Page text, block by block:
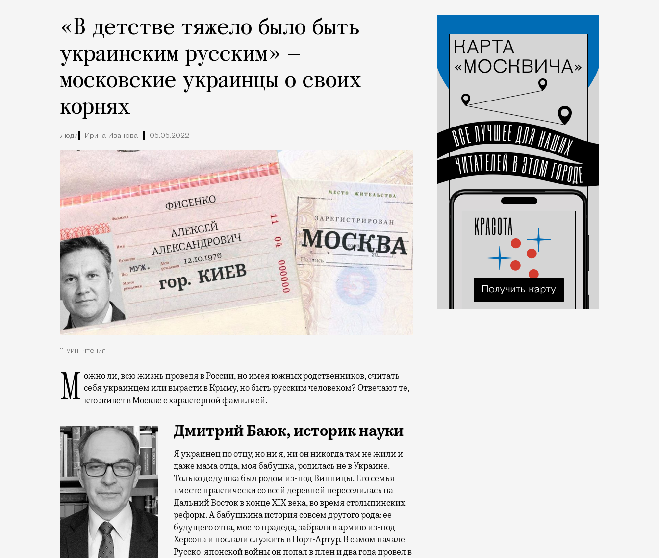
«В детстве тяжело было быть
украинским русским» —
московские украинцы о своих
корнях
Люди Ирина Иванова 05.05.2022
11 мин. чтения
Можно ли, всю жизнь проведя в России, но имея южных родственников, считать себя украинцем или вырасти в Крыму, но быть русским человеком? Отвечают те,
кто живет в Москве с характерной фамилией.
Дмитрий Баюк, историк науки
Я украинец по отцу, но ни я, ни он никогда там не жили и
даже мама отца, моя бабушка, родилась не в Украине.
Только дедушка был родом из-под Винницы. Его семья
вместе практически со всей деревней переселилась на
Дальний Восток в конце XIX века, во время столыпинских
реформ. А бабушкина история совсем другого рода: ее
будущего отца, моего прадеда, забрали в армию из-под
Херсона и послали служить в Порт-Артур. В самом начале
Русско-японской войны он попал в плен и два года провел в